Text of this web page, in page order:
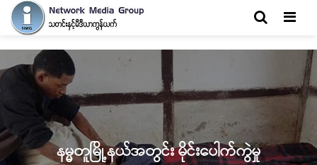
နမ္မတူမြို့နယ်အတွင်း မိုင်းပေါက်ကွဲမှု